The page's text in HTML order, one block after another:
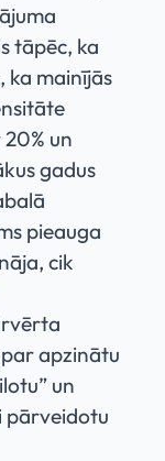
tāpēc, ka
ka mainījās
un
gadus
pieauga
cik
apzinātu
un
pārveidotu